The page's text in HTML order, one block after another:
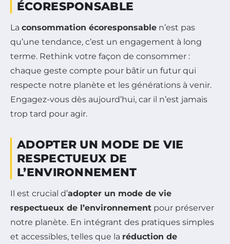
ÉCORESPONSABLE
La consommation écoresponsable n’est pas
qu’une tendance, c’est un engagement à long
terme. Rethink votre façon de consommer :
chaque geste compte pour bâtir un futur qui
respecte notre planète et les générations à venir.
Engagez-vous dès aujourd’hui, car il n’est jamais
trop tard pour agir.
ADOPTER UN MODE DE VIE
RESPECTUEUX DE
L’ENVIRONNEMENT
Il est crucial d’adopter un mode de vie
respectueux de l’environnement pour préserver
notre planète. En intégrant des pratiques simples
et accessibles, telles que la réduction de